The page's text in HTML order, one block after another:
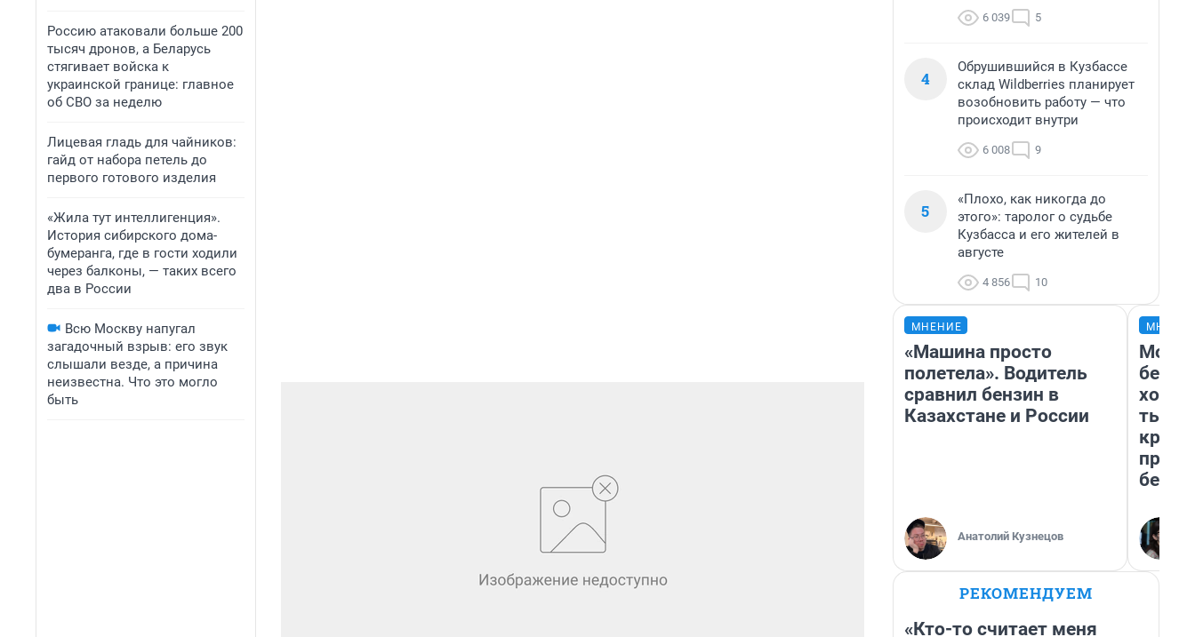
Россию атаковали больше 200
тысяч дронов, а Беларусь
стягивает войска к
украинской границе: главное
об СВО за неделю
Лицевая гладь для чайников:
гайд от набора петель до
первого готового изделия
«Жила тут интеллигенция».
История сибирского дома-
бумеранга, где в гости ходили
через балконы, — таких всего
два в России
Всю Москву напугал
загадочный взрыв: его звук
слышали везде, а причина
неизвестна. Что это могло
быть
6 039 5
4
Обрушившийся в Кузбассе
склад Wildberries планирует
возобновить работу — что
происходит внутри
6 008 9
5
«Плохо, как никогда до
этого»: таролог о судьбе
Кузбасса и его жителей в
августе
4 856 10
МНЕНИЕ
«Машина просто
полетела». Водитель
сравнил бензин в
Казахстане и России
Анатолий Кузнецов
Мой
РЕКОМЕНДУЕМ
«Кто-то считает меня